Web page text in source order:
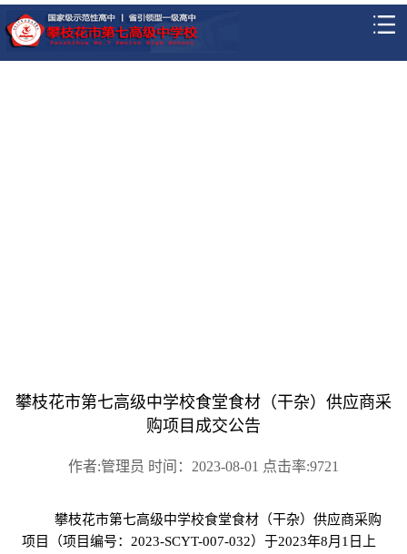
攀枝花市第七高级中学校食堂食材（干杂）供应商采
购项目成交公告
作者:管理员 时间：2023-08-01 点击率:9721
攀枝花市第七高级中学校食堂食材（干杂）供应商采购
项目（项目编号：2023-SCYT-007-032） 于2023年8月1日上